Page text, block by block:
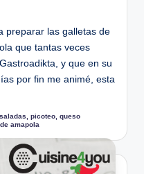
preparar las galletas de
que tantas veces
y que en su
por fin me animé, esta
picoteo, queso
amapola